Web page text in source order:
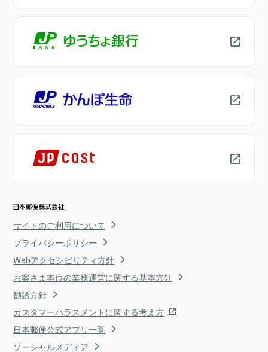
サイトのご利用について
プライバシーポリシー
Webアクセシビリティ方針
お客さま本位の業務運営に関する基本方針
勧誘方針
カスタマーハラスメントに関する考え方
日本郵便公式アプリ一覧
ソーシャルメディア